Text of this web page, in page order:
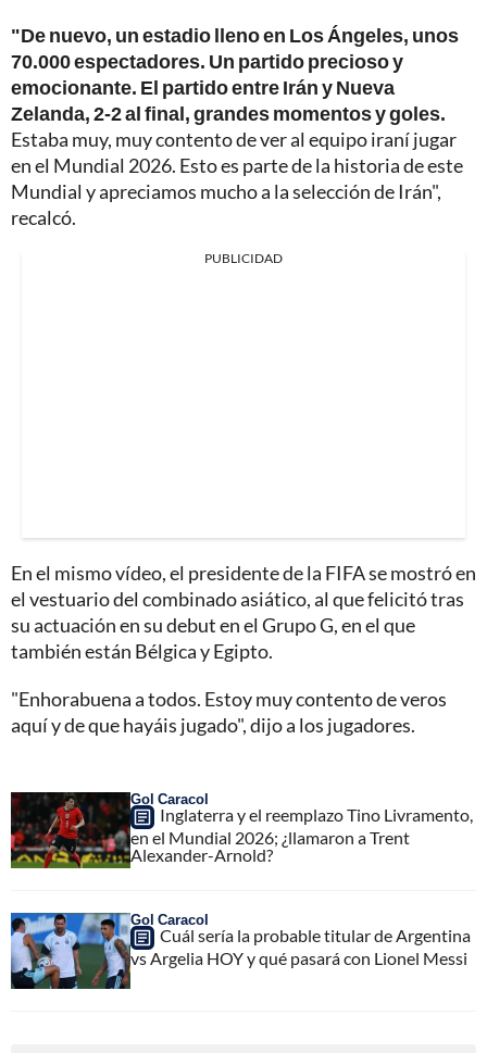
"De nuevo, un estadio lleno en Los Ángeles, unos
70.000 espectadores. Un partido precioso y
emocionante. El partido entre Irán y Nueva
Zelanda, 2-2 al final, grandes momentos y goles.
Estaba muy, muy contento de ver al equipo iraní jugar
en el Mundial 2026. Esto es parte de la historia de este
Mundial y apreciamos mucho a la selección de Irán",
recalcó.
PUBLICIDAD
En el mismo vídeo, el presidente de la FIFA se mostró en
el vestuario del combinado asiático, al que felicitó tras
su actuación en su debut en el Grupo G, en el que
también están Bélgica y Egipto.
"Enhorabuena a todos. Estoy muy contento de veros
aquí y de que hayáis jugado", dijo a los jugadores.
Gol Caracol
Inglaterra y el reemplazo Tino Livramento,
en el Mundial 2026; ¿llamaron a Trent
Alexander-Arnold?
Gol Caracol
Cuál sería la probable titular de Argentina
vs Argelia HOY y qué pasará con Lionel Messi